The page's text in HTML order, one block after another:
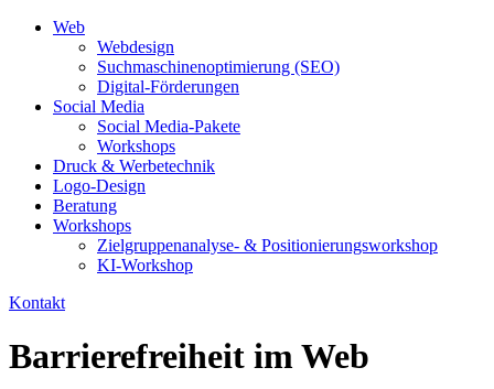
Web
Webdesign
Suchmaschinenoptimierung (SEO)
Digital-Förderungen
Social Media
Social Media-Pakete
Workshops
Druck & Werbetechnik
Logo-Design
Beratung
Workshops
Zielgruppenanalyse- & Positionierungsworkshop
KI-Workshop
Kontakt
Barrierefreiheit im Web